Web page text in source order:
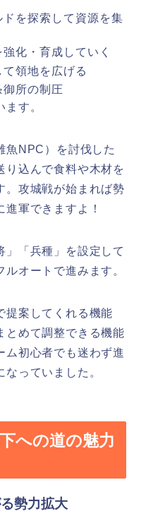
を探索して資源を集
化・育成していく
領地を広げる
所の制圧
す。
魚NPC）を討伐した
り込んで食料や木材を
。攻城戦が始まれば勢
軍できますよ！
」「兵種」を設定して
オートで進みます。
提案してくれる機能
とめて調整できる機能
ム初心者でも迷わず進
っていました。
への道の魅力
勢力拡大